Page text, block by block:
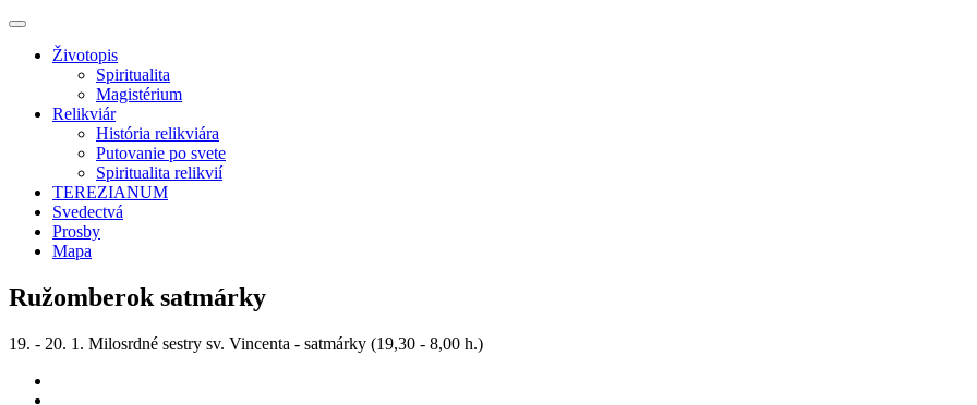
Životopis
Spiritualita
Magistérium
Relikviár
História relikviára
Putovanie po svete
Spiritualita relikvií
TEREZIANUM
Svedectvá
Prosby
Mapa
Ružomberok satmárky
19. - 20. 1. Milosrdné sestry sv. Vincenta - satmárky (19,30 - 8,00 h.)